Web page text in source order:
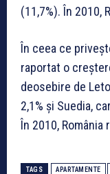
(11,7%). În 2010,
În ceea ce
raportat o
deosebire de
2,1% şi Suedia,
În 2010, România
TAGS APARTAMENTE